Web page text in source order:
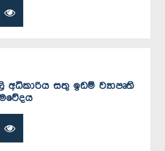
අධිකාරිය සතු ඉඩම් ව්‍යාපෘති